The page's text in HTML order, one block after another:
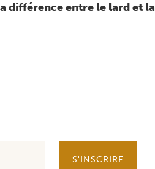
différence entre le lard et la
S'INSCRIRE